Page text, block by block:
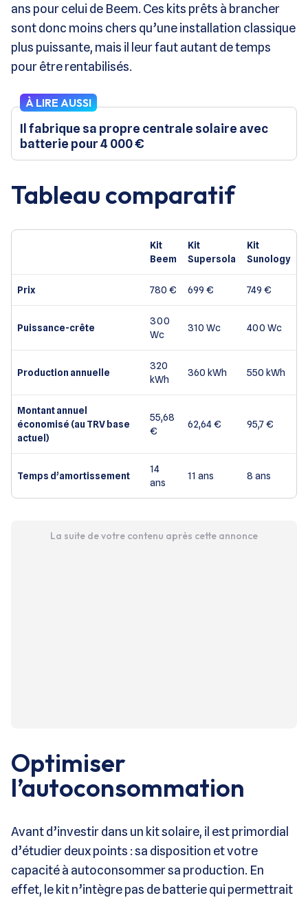
ans pour celui de Beem. Ces kits prêts à brancher
sont donc moins chers qu’une installation classique
plus puissante, mais il leur faut autant de temps
pour être rentabilisés.
À LIRE AUSSI
Il fabrique sa propre centrale solaire avec
batterie pour 4 000 €
Tableau comparatif
Kit
Beem
Kit
Supersola
Kit
Sunology
Prix 780 € 699 € 749 €
Puissance-crête
300
Wc
310 Wc 400 Wc
Production annuelle
320
kWh
360 kWh 550 kWh
Montant annuel
économisé (au TRV base
actuel)
55,68
€
62,64 € 95,7 €
Temps d’amortissement
14
ans
11 ans 8 ans
La suite de votre contenu après cette annonce
Optimiser
l’autoconsommation
Avant d’investir dans un kit solaire, il est primordial
d’étudier deux points : sa disposition et votre
capacité à autoconsommer sa production. En
effet, le kit n’intègre pas de batterie qui permettrait